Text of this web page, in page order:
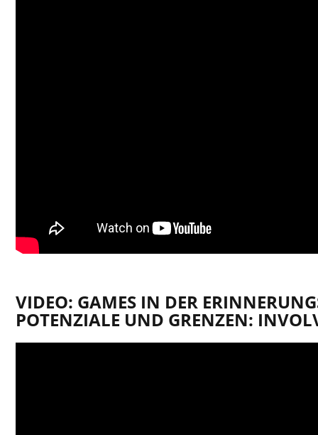
VIDEO: GAMES IN DER
POTENZIALE UND GRENZEN: